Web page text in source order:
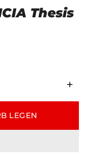
Thesis
add
LEGEN